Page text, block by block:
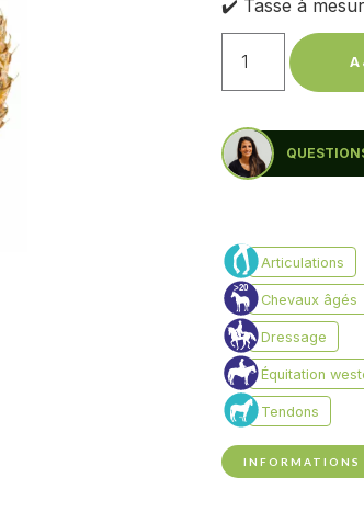
✔️ Tasse à
INFORMATIONS